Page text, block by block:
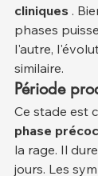
cliniques .
phases
l'autre,
similaire.
Période
Ce stade est
phase
la rage. Il
jours. Les